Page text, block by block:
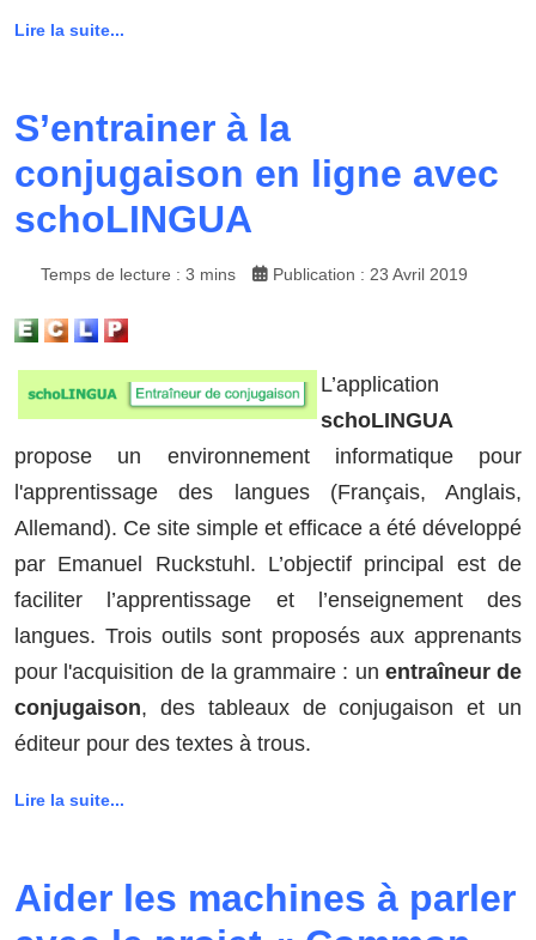
Lire la suite...
S’entrainer à la
conjugaison en ligne avec
schoLINGUA
Temps de lecture : 3 mins Publication : 23 Avril 2019
L’application
schoLINGUA
propose un environnement informatique pour
l'apprentissage des langues (Français, Anglais,
Allemand). Ce site simple et efficace a été développé
par Emanuel Ruckstuhl. L’objectif principal est de
faciliter l’apprentissage et l’enseignement des
langues. Trois outils sont proposés aux apprenants
pour l'acquisition de la grammaire : un entraîneur de
conjugaison, des tableaux de conjugaison et un
éditeur pour des textes à trous.
Lire la suite...
Aider les machines à parler